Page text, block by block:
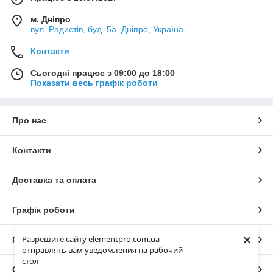
Разрешите сайту elementpro.com.ua
отправлять вам уведомления на рабочий
стол
×
м. Дніпро
вул. Радистів, буд. 5а, Дніпро, Україна
Контакти
Сьогодні працює з 09:00 до 18:00
Показати весь графік роботи
Про нас
Контакти
Доставка та оплата
Графік роботи
Повна версія сайту
Сайт створено на маркетплейсі